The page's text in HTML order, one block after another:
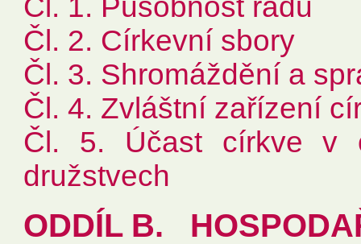
Čl. 1. Působnost řádu
Čl. 2. Církevní sbory
Čl. 3. Shromáždění a
Čl. 4. Zvláštní zařízení
Čl. 5. Účast církve v
družstvech
ODDÍL B.